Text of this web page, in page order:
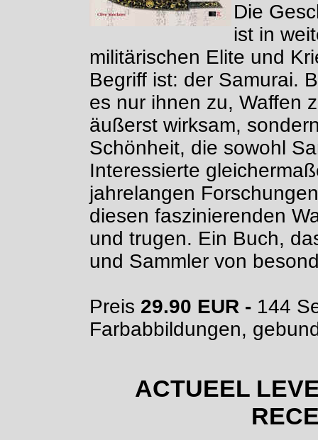
Die
ist in
militärischen Elite und
Begriff ist: der Samurai.
es nur ihnen zu, Waffen
äußerst wirksam,
Schönheit, die sowohl
Interessierte
jahrelangen
diesen faszinierenden
und trugen. Ein Buch,
und Sammler von
Preis 29.90 EUR - 144
Farbabbildungen,
ACTUEEL